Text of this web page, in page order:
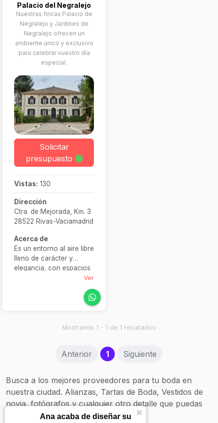
Palacio del Negralejo
Nuestras fincas Palacio de
Negralejo y Jardines de
Negralejo ofrecen un
ambiente único y exclusivo
para celebrar vuestro día
especial.
Solicitar
presupuesto
Vistas: 130
Dirección
Ctra. de Mejorada, Km. 3
28522 Rivas-Vaciamadrid
Acerca de
Es un entorno al aire libre
lleno de carácter y
elegancia, con espacios
como la Balconada, la
llenas de encanto. Este
ideal como escenario
naturaleza y la
versatilidad para eventos
con una propuesta
culinaria destacada,
Ver
Mostrando 1 - 1 de 1 resultados
Anterior 1(current)
Siguiente
Busca a los mejores proveedores para tu boda en
nuestra ciudad. Alianzas, Tartas de Boda, Vestidos de
novia, fotógrafos y cualquier otro detalle que puedas
necesitar.Ana acaba de diseñar su